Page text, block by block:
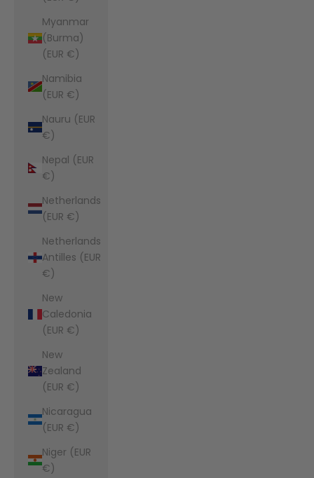
Myanmar
(Burma)
(EUR €)
Namibia
(EUR €)
Nauru (EUR
€)
Nepal (EUR
€)
Netherlands
(EUR €)
Netherlands
Antilles (EUR
€)
New
Caledonia
(EUR €)
New
Zealand
(EUR €)
Nicaragua
(EUR €)
Niger (EUR
€)